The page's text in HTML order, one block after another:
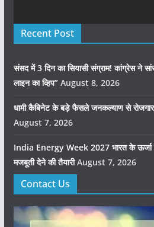
Recent Post
संसद में 3 दिन का सियासी संग्राम! कांग्रेस ने
लाइन का व्हिप” August 8, 2026
धामी कैबिनेट के बड़े फैसले जनकल्याण से रोजगार
August 7, 2026
India Energy Week 2027 भारत के ऊर्जा
मजबूती देने की तैयारी August 7, 2026
Contact Us